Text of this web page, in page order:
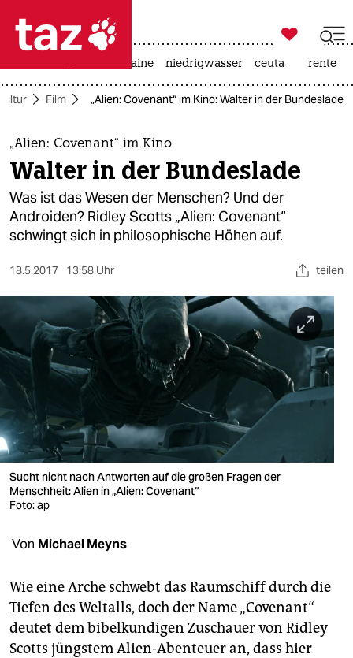
 taz zahl ich
taz zahl ich
themen
politik
öko
gesellschaft
sport
berlin
nord
wahrheit
verlag
verlag
shop
fragen & hilfe
unterstützen
abo

taz zahl ich
krieg in der ukraine niedrigwasser ceuta rente
Film „Alien: Covenant“ im Kino: Walter in der Bundeslade
„Alien: Covenant“ im Kino
Walter in der Bundeslade
Was ist das Wesen der Menschen? Und der
Androiden? Ridley Scotts „Alien: Covenant“
schwingt sich in philosophische Höhen auf.
18.5.2017 13:58 Uhr teilen
Sucht nicht nach Antworten auf die großen Fragen der
Menschheit: Alien in „Alien: Covenant“
Foto: ap
Von Michael Meyns
Wie eine Arche schwebt das Raumschiff durch die
Tiefen des Weltalls, doch der Name „Covenant“
deutet dem bibelkundigen Zuschauer von Ridley
Scotts jüngstem Alien-Abenteuer an, dass hier